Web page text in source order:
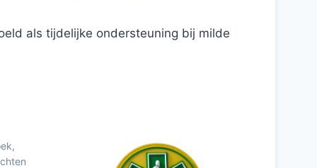
als tijdelijke ondersteuning bij milde